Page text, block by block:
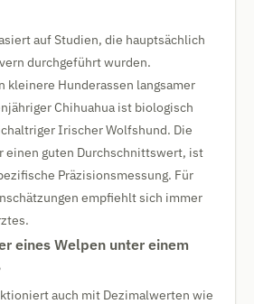
auf Studien, die hauptsächlich
durchgeführt wurden.
kleinere Hunderassen langsamer
Chihuahua ist biologisch
Irischer Wolfshund. Die
einen guten Durchschnittswert, ist
Präzisionsmessung. Für
empfiehlt sich immer
eines Welpen unter einem
auch mit Dezimalwerten wie